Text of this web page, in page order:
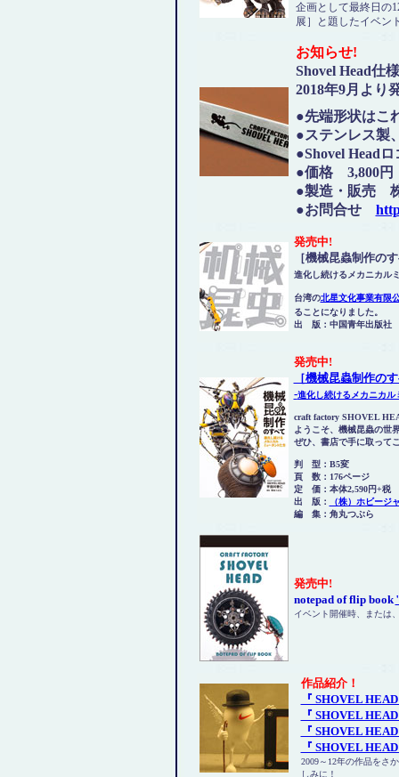
企画として最終日の
展］と題したイベン
お知らせ!
Shovel Head仕
2018年9月より
●先端形状はこ
●ステンレス製
●Shovel Head
●価格 3,800円
●製造・販売
●お問合せ
発売中!
［機械昆蟲制作の
進化し続けるメカニカル
台湾の北星文化事業有限
ることになりました。
出 版：中国青年出版社
発売中!
［機械昆蟲制作の
-進化し続けるメカニカル
craft factory SHOVEL
ようこそ、機械昆蟲の世
ぜひ、書店で手に取って
判 型：B5変
頁 数：176ページ
定 価：本体2,590円+税
出 版：
（株）ホビージ
編 集：角丸つぶら
発売中!
notepad of flip book
イベント開催時、または
作品紹介！
『 SHOVEL
『 SHOVEL
『 SHOVEL
『 SHOVEL
2009～12年の作品をさ
しみに！